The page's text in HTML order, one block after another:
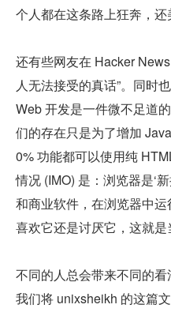
个人都在这条路上狂奔，还
还有些网友在 Hacker
人无法接受的真话”。同时
Web 开发是一件微不足道
们的存在只是为了增加
0% 功能都可以使用纯
情况 (IMO) 是：浏览器是‘
和商业软件，在浏览器中
喜欢它还是讨厌它，这就是
不同的人总会带来不同的看
我们将 unixsheikh 的这篇